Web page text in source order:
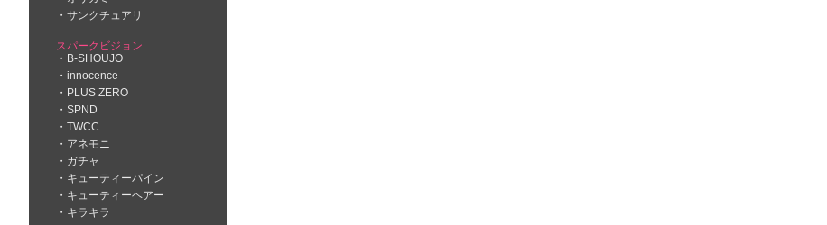
サンクチュアリ
スパークビジョン
B-SHOUJO
innocence
PLUS ZERO
SPND
TWCC
アネモニ
ガチャ
キューティーパイン
キューティーヘアー
キラキラ